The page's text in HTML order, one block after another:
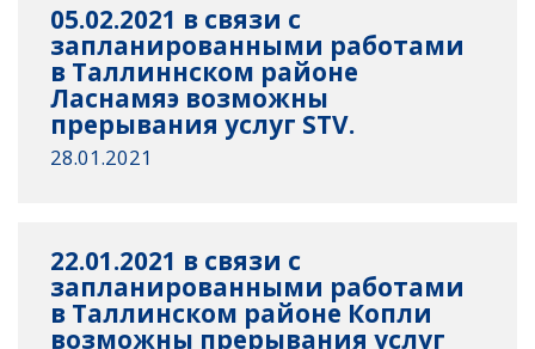
05.02.2021 в связи с
запланированными работами
в Таллиннском районе
Ласнамяэ возможны
прерывания услуг STV.
28.01.2021
22.01.2021 в связи с
запланированными работами
в Таллинском районе Копли
возможны прерывания услуг